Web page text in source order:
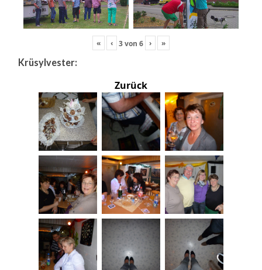
« ‹ 3von 6 › »
Krüsylvester:
Zurück